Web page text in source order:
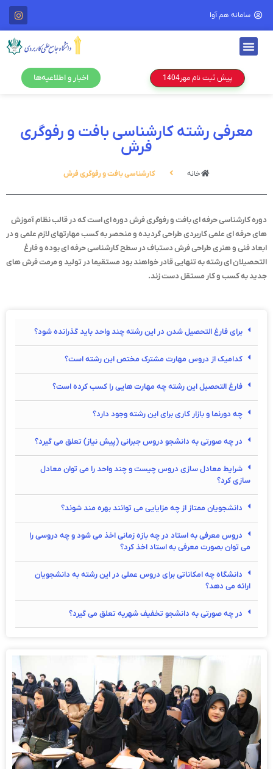
سامانه هم آوا
پیش ثبت نام مهر1404 اخبار و اطلاعیه‌ها
معرفی رشته کارشناسی بافت و رفوگری
فرش
خانه کارشناسی بافت و رفوگری فرش
دوره کارشناسی حرفه ای بافت و رفوگری فرش دوره ای است که در قالب نظام آموزش
های حرفه ای علمی کاربردی طراحی گردیده و منحصر به کسب مهارتهای لازم علمی و در
ابعاد فنی و هنری طراحی فرش دستباف در سطح کارشناسی حرفه ای بوده و فارغ
التحصیلان ای رشته به تنهایی قادر خواهند بود مستقیما در تولید و مرمت فرش های
جدید به کسب و کار مستقل دست زند.
برای فارغ التحصیل شدن در این رشته چند واحد باید گذرانده شود؟
کدامیک از دروس مهارت مشترک مختص این رشته است؟
فارغ التحصیل این رشته چه مهارت هایی را کسب کرده است؟
چه دورنما و بازار کاری برای این رشته وجود دارد؟
در چه صورتی به دانشجو دروس جبرانی (پیش نیاز) تعلق می گیرد؟
شرایط معادل سازی دروس چیست و چند واحد را می توان معادل
سازی کرد؟
دانشجویان ممتاز از چه مزایایی می توانند بهره مند شوند؟
دروس معرفی به استاد در چه بازه زمانی اخذ می شود و چه دروسی را
می توان بصورت معرفی به استاد اخذ کرد؟
دانشگاه چه امکاناتی برای دروس عملی در این رشته به دانشجویان
ارائه می دهد؟
در چه صورتی به دانشجو تخفیف شهریه تعلق می گیرد؟